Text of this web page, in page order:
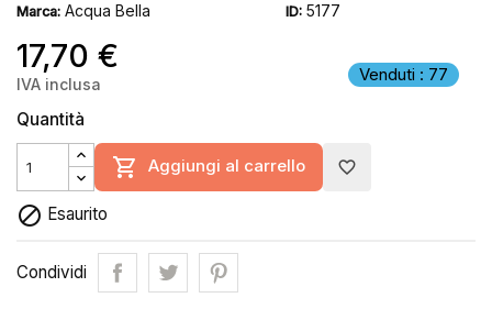
Marca: Acqua Bella ID: 5177
17,70 € Venduti : 77
IVA inclusa
Quantità
 Aggiungi al carrello favorite_border
 Esaurito
Condividi